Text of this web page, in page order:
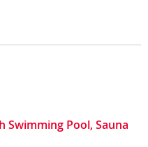
Swimming Pool, Sauna